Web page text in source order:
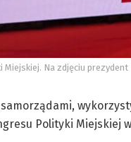
Miejskiej. Na zdjęciu
Polityki Miejskiej